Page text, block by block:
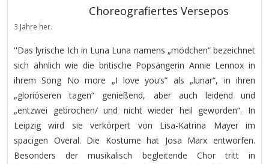
Choreografiertes Versepos
3 Jahre her.
''Das lyrische Ich in Luna Luna namens „mödchen“ bezeichnet
sich ähnlich wie die britische Popsängerin Annie Lennox in
ihrem Song No more „I love you‘s” als „lunar“, in ihren
„gloriöseren tagen“ genießend, aber auch leidend und
„entzwei gebrochen/ und nicht wieder heil geworden“. In
Leipzig wird sie verkörpert von Lisa-Katrina Mayer im
spacigen Overal. Die Kostüme hat Josa Marx entworfen.
Besonders der musikalisch begleitende Chor tritt in